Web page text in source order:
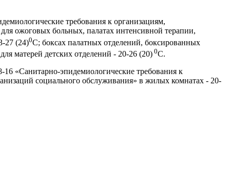
требования к организациям,
ожоговых больных, палатах интенсивной терапии,
27 (24)0С; боксах палатных отделений, боксированных
матерей детских отделений - 20-26 (20) 0С.
«Санитарно-эпидемиологические требования к
социального обслуживания» в жилых комнатах - 20-